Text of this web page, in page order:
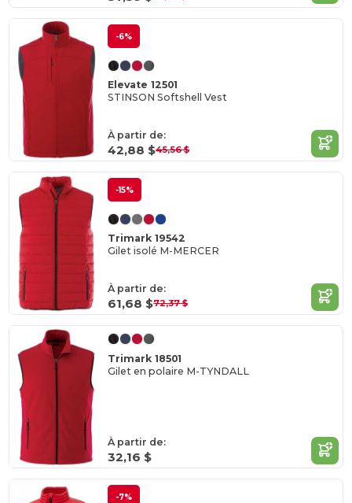
-6%
Elevate 12501
STINSON Softshell Vest
À partir de:
42,88 $45,56 $
-15%
Trimark 19542
Gilet isolé M-MERCER
À partir de:
61,68 $72,37 $
Trimark 18501
Gilet en polaire M-TYNDALL
À partir de:
32,16 $
-7%